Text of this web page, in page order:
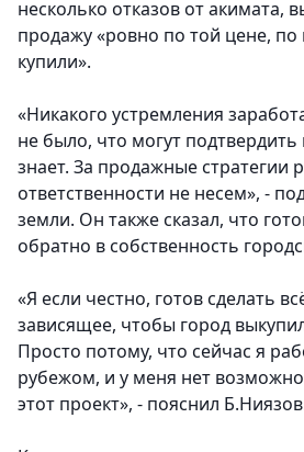
несколько отказов от акимата,
продажу «ровно по той цене,
купили».
«Никакого устремления
не было, что могут
знает. За продажные стратегии
ответственности не несем», -
земли. Он также сказал, что
обратно в собственность
«Я если честно, готов сделать
зависящее, чтобы город
Просто потому, что сейчас я
рубежом, и у меня нет
этот проект», - пояснил